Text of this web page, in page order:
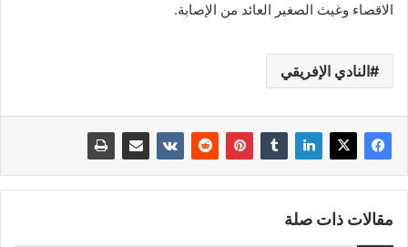
الاقصاء وغيث الصغير العائد من الإصابة.
النادي الإفريقي
مقالات ذات صلة